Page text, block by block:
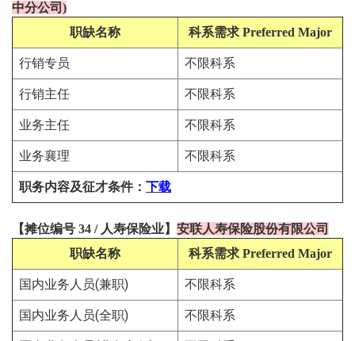
中分公司 )
职缺名称
科系需求 Preferred Major
行销专员 不限科系
行销主任 不限科系
业务主任 不限科系
业务襄理 不限科系
职务内容及征才条件： 下载
【摊位编号 34 / 人寿保险业】 安联人寿保险股份有限公司
职缺名称
科系需求 Preferred Major
国内业务人员(兼职) 不限科系
国内业务人员(全职) 不限科系